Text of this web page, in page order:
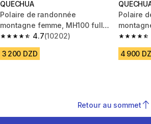
QUECHUA
Polaire de randonnée
montagne femme, MH100 full
zip gris
4.7
4.7 out of 5 stars from 10202 reviews
(10202)
3 200 DZD
Polaire
zip bleu
4.7 out
4 900
Retour au sommet